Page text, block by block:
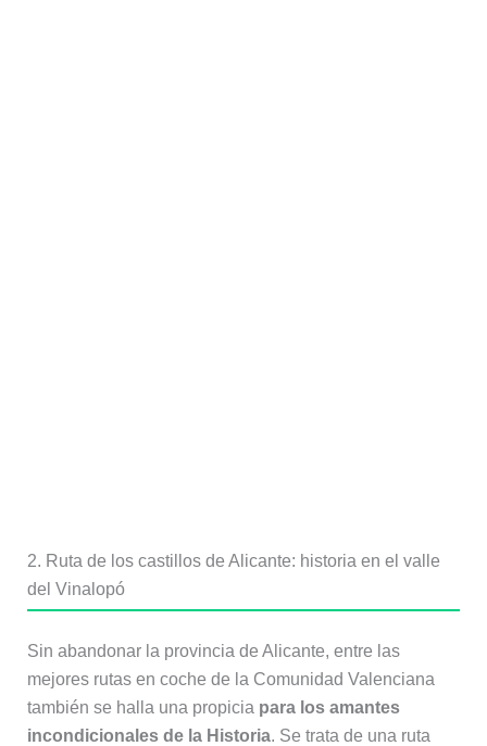
2. Ruta de los castillos de Alicante: historia en el valle
del Vinalopó
Sin abandonar la provincia de Alicante, entre las
mejores rutas en coche de la Comunidad Valenciana
también se halla una propicia para los amantes
incondicionales de la Historia. Se trata de una ruta